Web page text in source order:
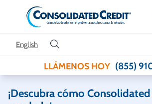
Skip to content
English
LLÁMENOS HOY (855)
¡Descubra cómo